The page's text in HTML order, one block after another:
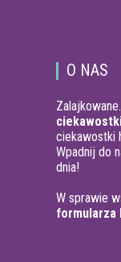
O NAS
ciekawostki
Wpadnij do
dnia!
W sprawie
formularza